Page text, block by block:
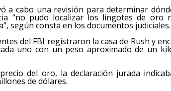
a cabo una revisión para determinar
“no pudo localizar los lingotes de oro
según consta en los documentos judiciales.
del FBI registraron la casa de Rush y
uno con un peso aproximado de un
del oro, la declaración jurada
de dólares.